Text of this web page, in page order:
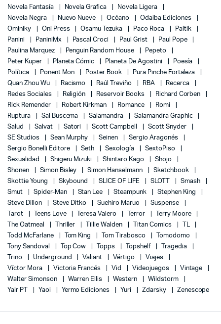
Novela Fantasía
Novela Grafica
Novela Ligera
Novela Negra
Nuevo Nueve Océano
Odaiba Ediciones
Ominiky
Oni Press Osamu Tezuka Paco Roca
Paltik
Panini
PaniniMx Pascal Croci Paul Grist
Paul Pope
Paulina Marquez
Penguin Random House
Pepeto
Peter Kuper
Planeta Cómic Planeta De Agostini
Poesía
Política
Ponent Mon Poster Book
Pura Pinche Fortaleza
Quan Zhou Wu
Racismo Raúl Treviño RBA
Recerca
Redes Sociales
Religión Reservoir Books
Richard Corben
Rick Remender
Robert Kirkman Romance
Romi
Ruptura
Sal Buscema Salamandra
Salamandra Graphic
Salud
Salvat Satori Scott Campbell
Scott Snyder
SE Studios
Sean Murphy Seinen
Sergio Aragonés
Sergio Bonelli Editore
Seth Sexología
SextoPiso
Sexualidad
Shigeru Mizuki Shintaro Kago
Shojo
Shonen
Simon Bisley Simon Hanselmann
Sketchbook
Skottie Young
Skybound SLICE OF LIFE SLOTT
Smash
Smut
Spider-Man Stan Lee Steampunk
Stephen King
Steve Dillon
Steve Ditko Suehiro Maruo
Suspense
Tarot
Teens Love Teresa Valero Terror
Terry Moore
The Oatmeal
Thriller Tillie Walden Titan Comics
Todd McFarlane
Tom King Tom Tirabosco
Tomodomo
Tony Sandoval
Top Cow Topps Topshelf
Tragedia
Trino
Underground Valiant Vértigo
Viajes
Víctor Mora
Victoria Francés Vid Videojuegos
Vintage
Walter Simonson
Warren Ellis Western
Wildstorm
Yair PT
Yaoi Yermo Ediciones Yuri Zdarsky Zenescope